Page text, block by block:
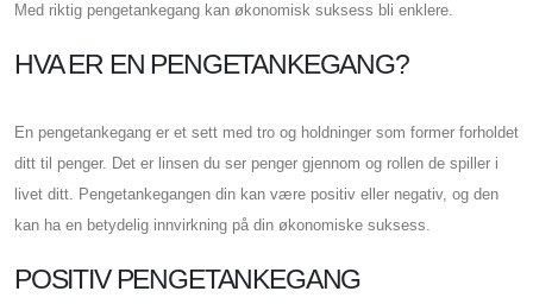
Med riktig pengetankegang kan økonomisk suksess bli enklere.
HVA ER EN PENGETANKEGANG?
En pengetankegang er et sett med tro og holdninger som former forholdet
ditt til penger. Det er linsen du ser penger gjennom og rollen de spiller i
livet ditt. Pengetankegangen din kan være positiv eller negativ, og den
kan ha en betydelig innvirkning på din økonomiske suksess.
POSITIV PENGETANKEGANG